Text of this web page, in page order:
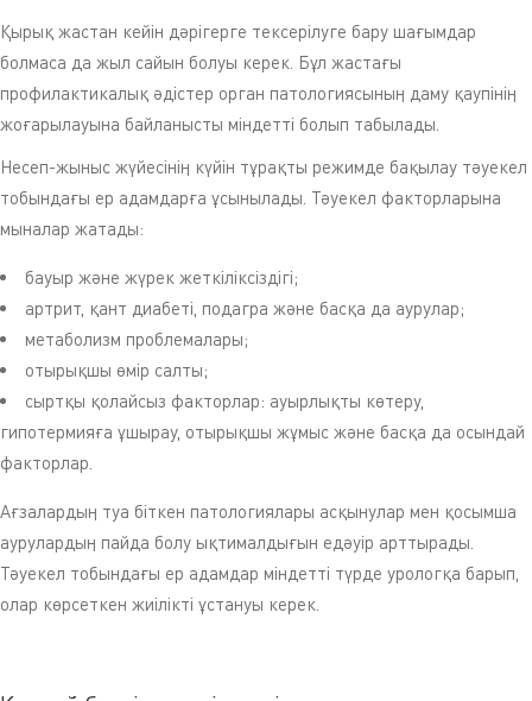
Қырық жастан кейін дәрігерге тексерілуге бару шағымдар
болмаса да жыл сайын болуы керек. Бұл жастағы
профилактикалық әдістер орган патологиясының даму қаупінің
жоғарылауына байланысты міндетті болып табылады.
Несеп-жыныс жүйесінің күйін тұрақты режимде бақылау тәуекел
тобындағы ер адамдарға ұсынылады. Тәуекел факторларына
мыналар жатады:
бауыр және жүрек жеткіліксіздігі;
артрит, қант диабеті, подагра және басқа да аурулар;
метаболизм проблемалары;
отырықшы өмір салты;
сыртқы қолайсыз факторлар: ауырлықты көтеру,
гипотермияға ұшырау, отырықшы жұмыс және басқа да осындай
факторлар.
Ағзалардың туа біткен патологиялары асқынулар мен қосымша
аурулардың пайда болу ықтималдығын едәуір арттырады.
Тәуекел тобындағы ер адамдар міндетті түрде урологқа барып,
олар көрсеткен жиілікті ұстануы керек.